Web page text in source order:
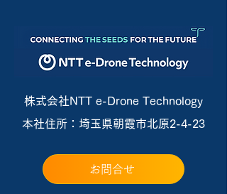
株式会社NTT e-Drone Technology
本社住所：埼玉県朝霞市北原2-4-23
お問合せ